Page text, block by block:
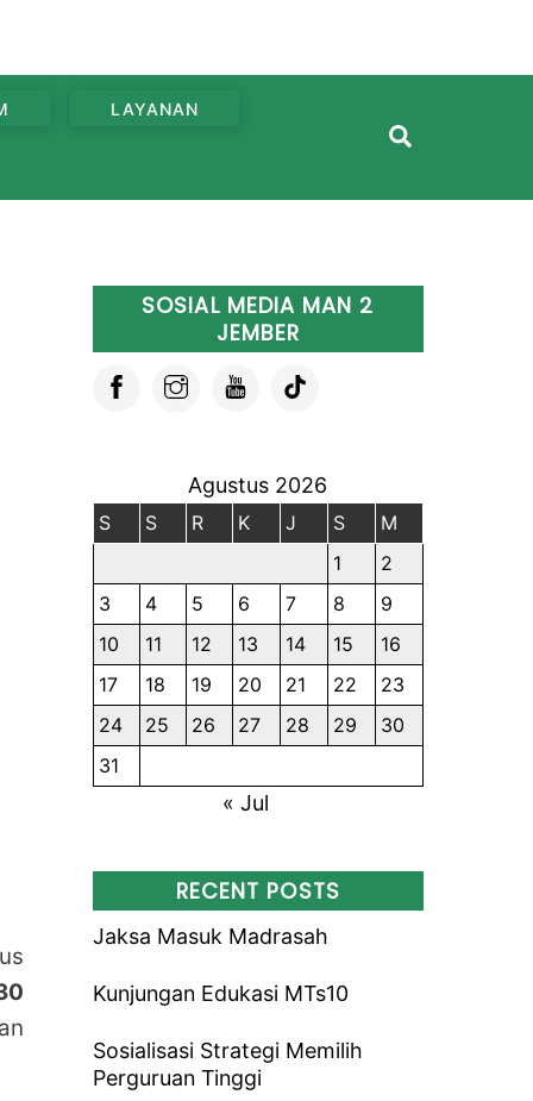
LAYANAN
SOSIAL MEDIA MAN 2
JEMBER
Agustus 2026
S S R K J S
M
1
2
3
4 5 6 7 8
9
10
11 12 13 14 15
16
17
18 19 20 21 22
23
24
25 26 27 28 29
30
31
« Jul
RECENT POSTS
Jaksa Masuk Madrasah
Kunjungan Edukasi MTs10
Sosialisasi Strategi Memilih
Perguruan Tinggi